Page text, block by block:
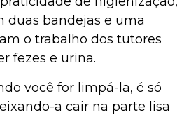
duas bandejas e uma
o trabalho dos tutores
fezes e urina.
você for limpá-la, é só
a cair na parte lisa